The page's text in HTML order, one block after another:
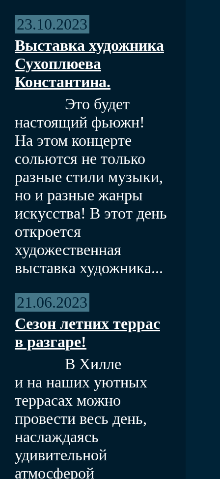
23.10.2023
Выставка художника
Сухоплюева
Константина.
Это будет
настоящий фьюжн!
На этом концерте
сольются не только
разные стили музыки,
но и разные жанры
искусства! В этот день
откроется
художественная
выставка художника...
21.06.2023
Сезон летних террас
в разгаре!
В Хилле
и на наших уютных
террасах можно
провести весь день,
наслаждаясь
удивительной
атмосферой